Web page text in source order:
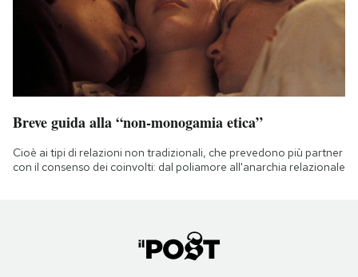
Breve guida alla “non-monogamia etica”
Cioè ai tipi di relazioni non tradizionali, che prevedono più partner
con il consenso dei coinvolti: dal poliamore all'anarchia relazionale